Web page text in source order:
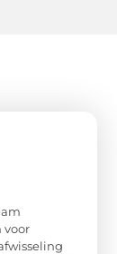
voor